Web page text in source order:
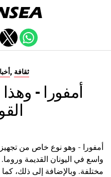
, ثقافة
أمفورا -
أمفورا - وهو نوع خاص من
واسع في اليونان القديمة
مختلفة. وبالإضافة إلى ذلك،